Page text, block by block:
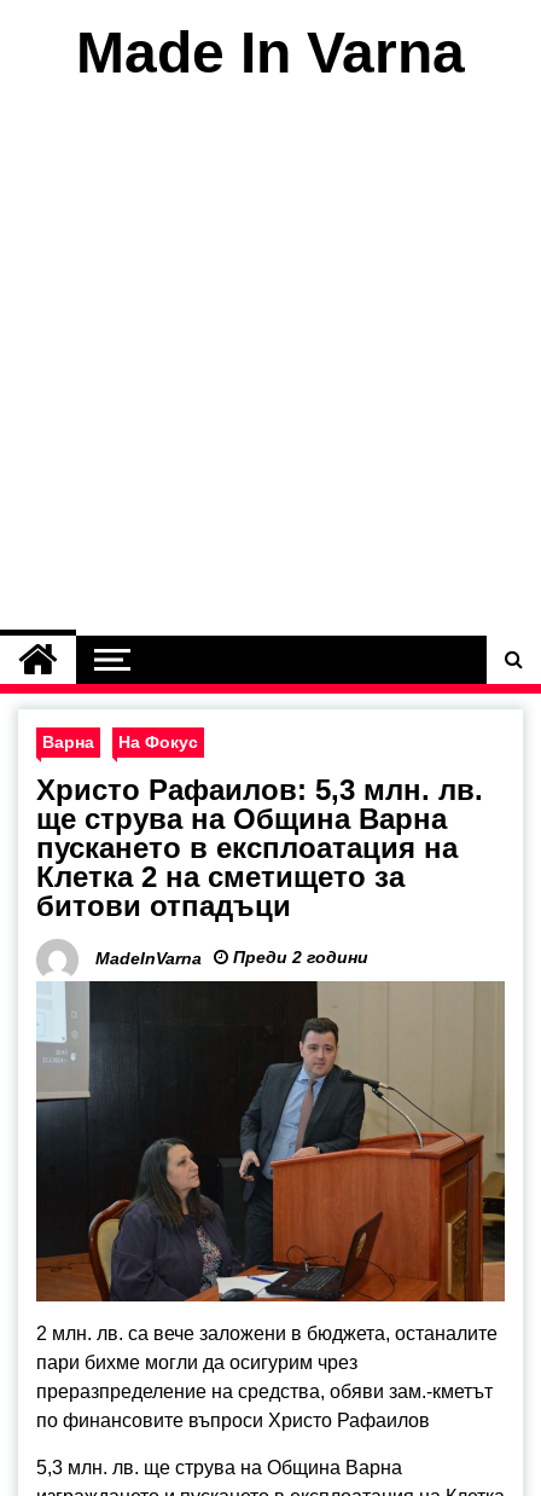
Made In Varna
Варна На Фокус
Христо Рафаилов: 5,3 млн. лв.
ще струва на Община Варна
пускането в експлоатация на
Клетка 2 на сметището за
битови отпадъци
MadeInVarna Преди 2 години
2 млн. лв. са вече заложени в бюджета, останалите
пари бихме могли да осигурим чрез
преразпределение на средства, обяви зам.-кметът
по финансовите въпроси Христо Рафаилов
5,3 млн. лв. ще струва на Община Варна